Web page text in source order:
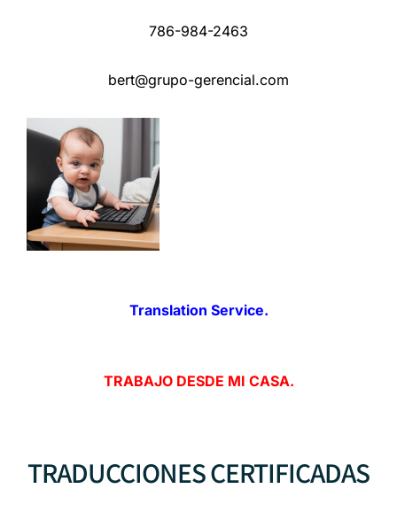
786-984-2463
bert@grupo-gerencial.com
Translation Service.
TRABAJO DESDE MI CASA.
TRADUCCIONES CERTIFICADAS